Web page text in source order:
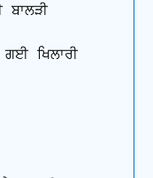
ਬਾਲੜੀ
ਖਿਲਾਰੀ